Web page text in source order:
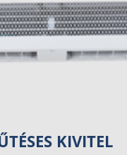
KIVITEL